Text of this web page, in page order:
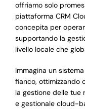
offriamo solo
piattaforma CRM
concepita per
supportando la
livello locale che
Immagina un
fianco, ottimizzando
la gestione delle tue
e gestionale cloud-